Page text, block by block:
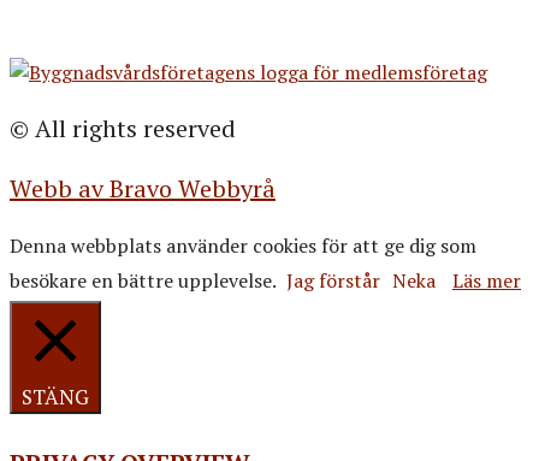
© All rights reserved
Webb av Bravo Webbyrå
Denna webbplats använder cookies för att ge dig som
besökare en bättre upplevelse. Jag förstår Neka Läs mer
STÄNG